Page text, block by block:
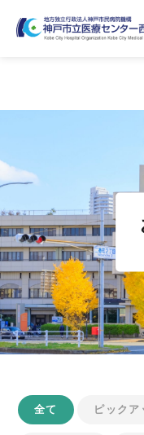
全て ピックア